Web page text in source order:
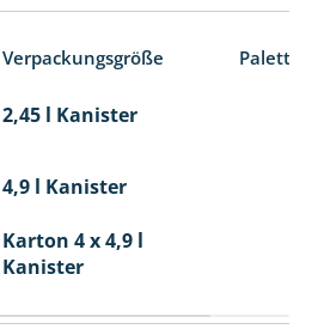
Verpackungsgröße
2,45 l Kanister
4,9 l Kanister
Karton 4 x 4,9 l
Kanister